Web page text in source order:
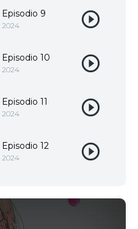
Episodio 9
2024
Episodio 10
2024
Episodio 11
2024
Episodio 12
2024